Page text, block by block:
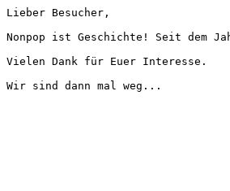
Lieber Besucher,
Nonpop ist Geschichte! Seit dem
Vielen Dank für Euer Interesse.
Wir sind dann mal weg...